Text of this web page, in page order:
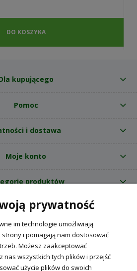
DO KOSZYKA
kupującego
Pomoc
i dostawa
Moje konto
produktów
O nas
z nasionami RajOgrodnika.pl
| Czarnca, ul. Tęczowa 31, 29-100
Włoszczowa
prywatność
im technologie umożliwiają
i pomagają nam dostosować
Możesz zaakceptować
nas wszystkich tych plików i przejść
użycie plików do swoich